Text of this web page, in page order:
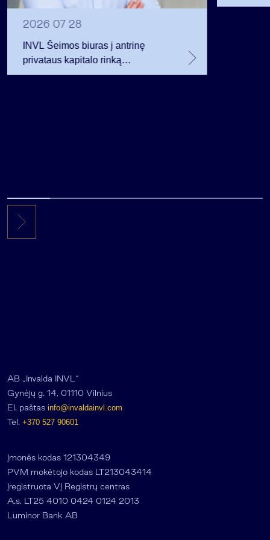
2026 07 28
INVL Šeimos biuras į antrinę
privataus kapitalo rinką
investuojantį fondą pritraukė 17,4
12 mln.
AB „Invalda INVL“
Gynėjų g. 14, 01110 Vilnius
El. paštas info@invaldainvl.com
Tel. +370 527 90601
Įmonės kodas 121304349
PVM mokėtojo kodas LT213043414
Įregistruota VĮ Registrų centras
A.s. LT25 4010 0424 0124 2013
Luminor Bank AB